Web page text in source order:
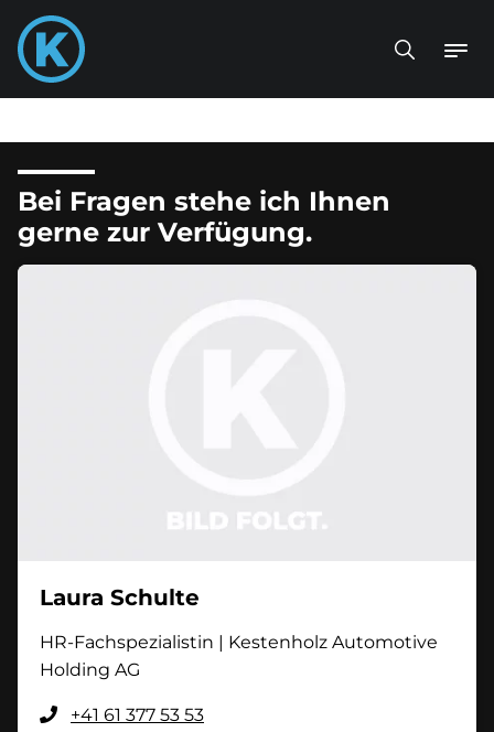
Bei Fragen stehe ich Ihnen
gerne zur Verfügung.
Laura Schulte
HR-Fachspezialistin | Kestenholz Automotive
Holding AG
+41 61 377 53 53